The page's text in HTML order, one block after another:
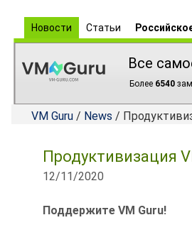
Новости Статьи
Все
Более 6540
VM Guru / News /
Продуктивизация
12/11/2020
Поддержите VM Guru!